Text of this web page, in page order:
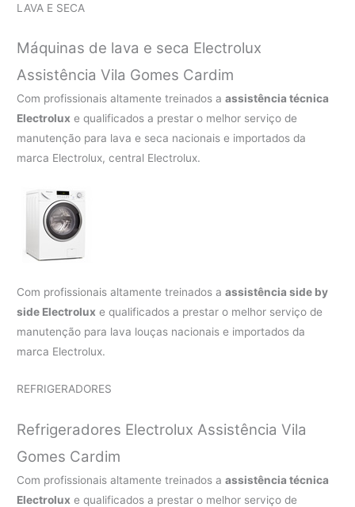
LAVA E SECA
Máquinas de lava e seca Electrolux
Assistência Vila Gomes Cardim
Com profissionais altamente treinados aassistência técnica
Electrolux e qualificados a prestar o melhor serviço de
manutenção para lava e seca nacionais e importados da
marca Electrolux, central Electrolux.
Com profissionais altamente treinados aassistência side by
side Electrolux e qualificados a prestar o melhor serviço de
manutenção para lava louças nacionais e importados da
marca Electrolux.
REFRIGERADORES
Refrigeradores Electrolux Assistência Vila
Gomes Cardim
Com profissionais altamente treinados aassistência técnica
Electrolux e qualificados a prestar o melhor serviço de